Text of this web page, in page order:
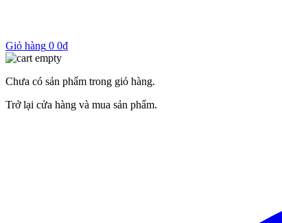
Giỏ hàng 0 0₫
Chưa có sản phẩm trong giỏ hàng.
Trở lại cửa hàng và mua sản phẩm.